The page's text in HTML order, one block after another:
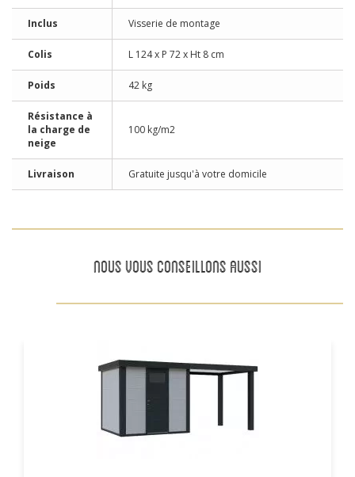
Inclus Visserie de montage
Colis L 124 x P 72 x Ht 8 cm
Poids 42 kg
Résistance à
la charge de
neige
100 kg/m2
Livraison Gratuite jusqu'à votre domicile
NOUS VOUS CONSEILLONS AUSSI